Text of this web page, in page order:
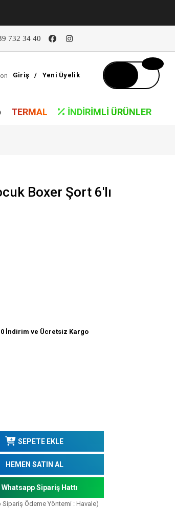
732 34 40
Giriş / Yeni Üyelik
TERMAL İNDIRIMLI ÜRÜNLER
Boxer Şort 6'lı
İndirim ve Ücretsiz Kargo
SEPETE EKLE
HEMEN SATIN AL
Whatsapp Sipariş Hattı
Ödeme Yöntemi : Havale)